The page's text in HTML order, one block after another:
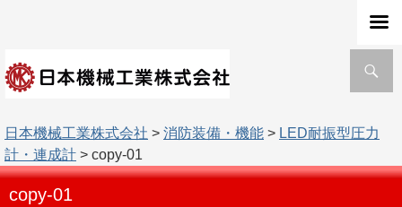
索
日本機械工業株式会社 > 消防装備・機能 > LED耐振型圧力
計・連成計 > copy-01
copy-01